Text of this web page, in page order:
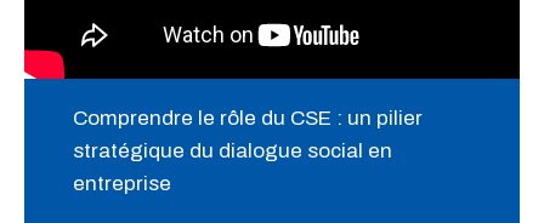
Comprendre le rôle du CSE : un pilier
stratégique du dialogue social en
entreprise